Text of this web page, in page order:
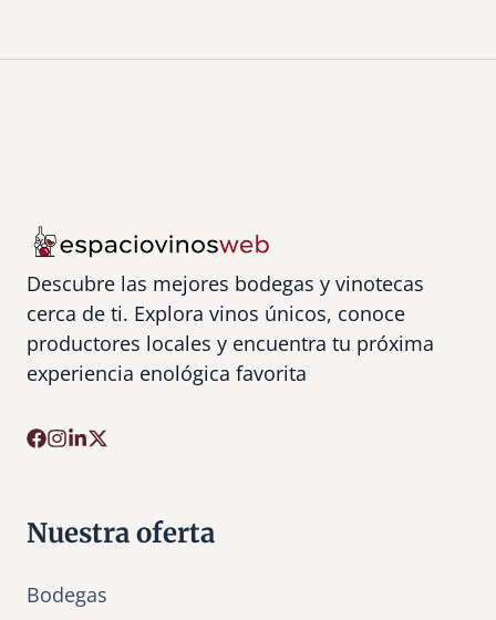
Descubre las mejores bodegas y vinotecas
cerca de ti. Explora vinos únicos, conoce
productores locales y encuentra tu próxima
experiencia enológica favorita
Nuestra oferta
Bodegas